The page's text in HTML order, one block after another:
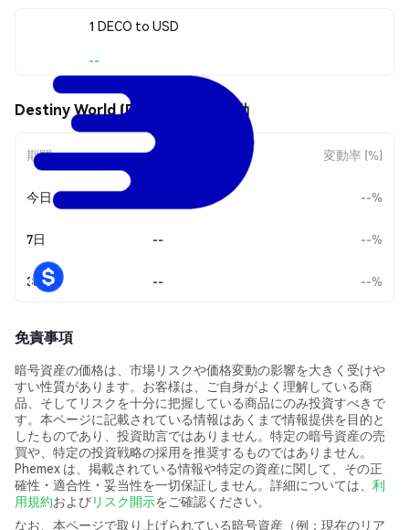
1 DECO to USD
--
Destiny World (DECO) の価格変動
期間 金額変動 変動率 (%)
今日 --%
7日 -- --%
30日 -- --%
免責事項
暗号資産の価格は、市場リスクや価格変動の影響を大きく受けや
すい性質があります。お客様は、ご自身がよく理解している商
品、そしてリスクを十分に把握している商品にのみ投資すべきで
す。本ページに記載されている情報はあくまで情報提供を目的と
したものであり、投資助言ではありません。特定の暗号資産の売
買や、特定の投資戦略の採用を推奨するものではありません。
Phemex は、掲載されている情報や特定の資産に関して、その正
確性・適合性・妥当性を一切保証しません。詳細については、 利
用規約およびリスク開示をご確認ください。
なお、本ページで取り上げられている暗号資産（例：現在のリア